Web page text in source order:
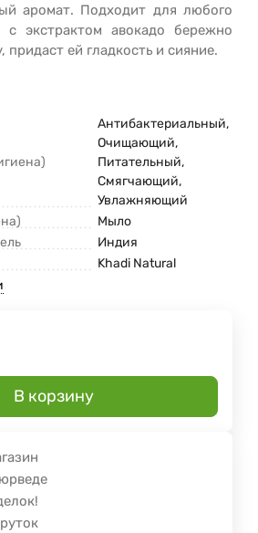
аромат. Подходит для любого
экстрактом авокадо бережно
придаст ей гладкость и сияние.
Антибактериальный,
Очищающий,
Питательный,
Смягчающий,
Увлажняющий
Мыло
Индия
Khadi Natural
В корзину